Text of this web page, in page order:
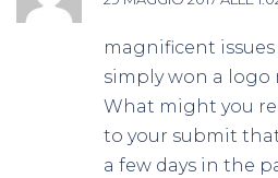
magnificent
simply won a logo
What might you
to your submit
a few days in the